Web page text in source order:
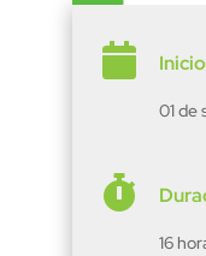
 Inicio
01 de

16